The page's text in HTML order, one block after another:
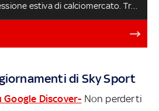
estiva di calciomercato. Tra
al Milan, Izzo al Monza, Piatek alla
e Pjaca all'Empoli LE 20
di Sky Sport
Discover- Non perderti